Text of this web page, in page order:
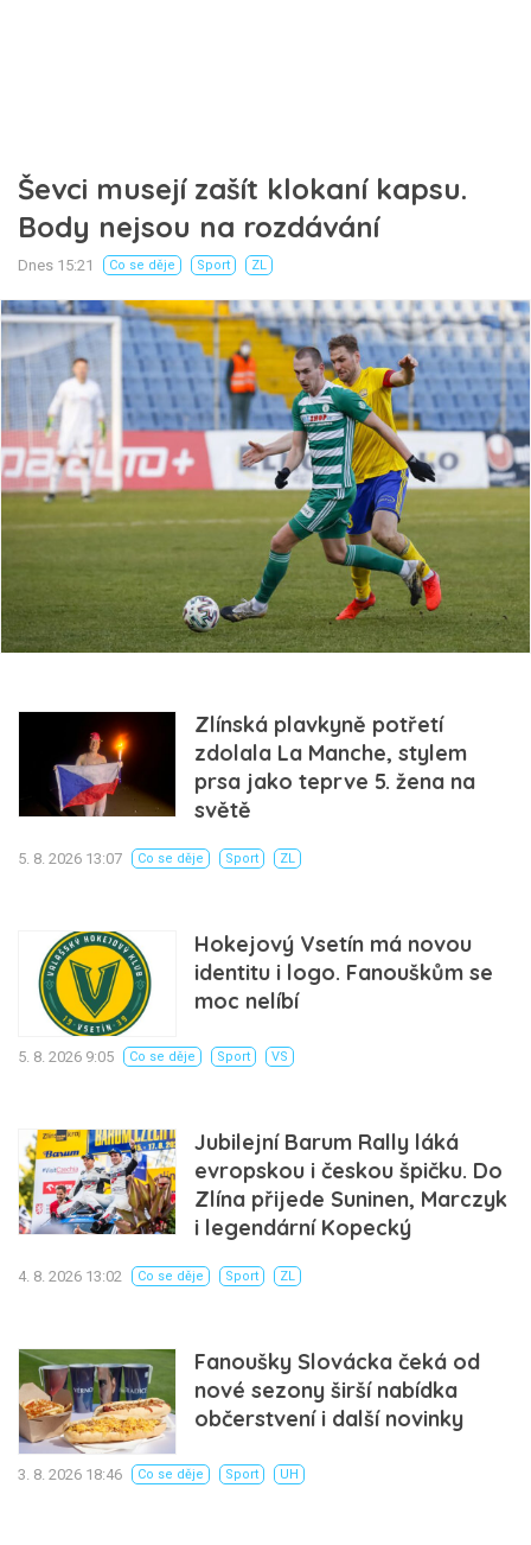
Ševci musejí zašít klokaní kapsu.
Body nejsou na rozdávání
Dnes 15:21 Co se děje Sport ZL
Zlínská plavkyně potřetí
zdolala La Manche, stylem
prsa jako teprve 5. žena na
světě
5. 8. 2026 13:07 Co se děje Sport ZL
Hokejový Vsetín má novou
identitu i logo. Fanouškům se
moc nelíbí
5. 8. 2026 9:05 Co se děje Sport VS
Jubilejní Barum Rally láká
evropskou i českou špičku. Do
Zlína přijede Suninen, Marczyk
i legendární Kopecký
4. 8. 2026 13:02 Co se děje Sport ZL
Fanoušky Slovácka čeká od
nové sezony širší nabídka
občerstvení i další novinky
3. 8. 2026 18:46 Co se děje Sport UH